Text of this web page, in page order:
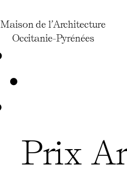
Maison de l’Architecture
Occitanie-Pyrénées
Prix